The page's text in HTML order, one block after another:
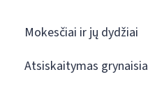
Mokesčiai ir jų dydžiai
Atsiskaitymas